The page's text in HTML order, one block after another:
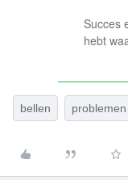
Succes
hebt
bellen